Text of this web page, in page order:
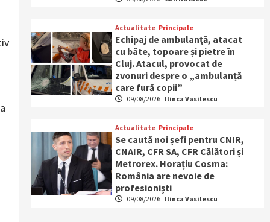
Actualitate Principale
Echipaj de ambulanță, atacat
cu bâte, topoare și pietre în
Cluj. Atacul, provocat de
zvonuri despre o „ambulanță
care fură copii”
09/08/2026 Ilinca Vasilescu
Actualitate Principale
Se caută noi șefi pentru CNIR,
CNAIR, CFR SA, CFR Călători și
Metrorex. Horațiu Cosma:
România are nevoie de
profesioniști
09/08/2026 Ilinca Vasilescu